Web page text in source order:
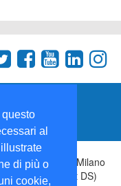
al
di più o
cookie,
8 20132 Milano
2925 (DataSport DS)